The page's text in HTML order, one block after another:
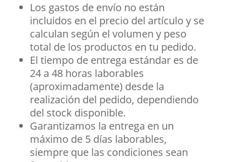
Los gastos de envío no están
incluidos en el precio del artículo y se
calculan según el volumen y peso
total de los productos en tu pedido.
El tiempo de entrega estándar es de
24 a 48 horas laborables
(aproximadamente) desde la
realización del pedido, dependiendo
del stock disponible.
Garantizamos la entrega en un
máximo de 5 días laborables,
siempre que las condiciones sean